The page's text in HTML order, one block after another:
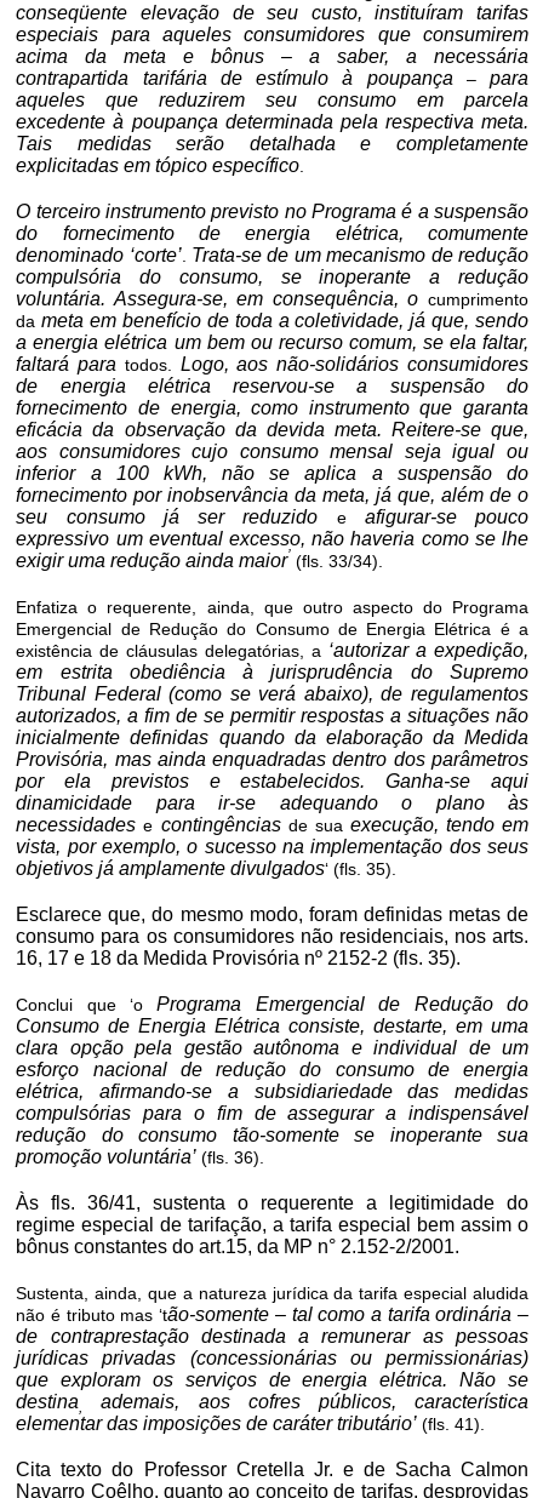
conseqüente elevação de seu custo, instituíram tarifas
especiais para aqueles consumidores que consumirem
acima da meta e bônus – a saber, a necessária
contrapartida tarifária de estímulo à poupança–para
aqueles que reduzirem seu consumo em parcela
excedente à poupança determinada pela respectiva meta.
Tais medidas serão detalhada e completamente
explicitadas em tópico específico.
O terceiro instrumento previsto no Programa é a suspensão
do fornecimento de energia elétrica, comumente
denominado ‘corte’. Trata-se de um mecanismo de redução
compulsória do consumo, se inoperante a redução
voluntária. Assegura-se, em consequência, o cumprimento
dameta em benefício de toda a coletividade, já que, sendo
a energia elétrica um bem ou recurso comum, se ela faltar,
faltará para todos. Logo, aos não-solidários consumidores
de energia elétrica reservou-se a suspensão do
fornecimento de energia, como instrumento que garanta
eficácia da observação da devida meta. Reitere-se que,
aos consumidores cujo consumo mensal seja igual ou
inferior a 100 kWh, não se aplica a suspensão do
fornecimento por inobservância da meta, já que, além de o
seu consumo já ser reduzido e afigurar-se pouco
expressivo um eventual excesso, não haveria como se lhe
exigir uma redução ainda maior’ (fls. 33/34).
Enfatiza o requerente, ainda, que outro aspecto do Programa
Emergencial de Redução do Consumo de Energia Elétrica é a
existência de cláusulas delegatórias, a ‘autorizar a expedição,
em estrita obediência à jurisprudência do Supremo
Tribunal Federal (como se verá abaixo), de regulamentos
autorizados, a fim de se permitir respostas a situações não
inicialmente definidas quando da elaboração da Medida
Provisória, mas ainda enquadradas dentro dos parâmetros
por ela previstos e estabelecidos. Ganha-se aqui
dinamicidade parair-se adequando o plano às
necessidades e contingênciasde sua execução, tendo em
vista, por exemplo, o sucesso na implementação dos seus
objetivos já amplamente divulgados‘ (fls. 35).
Esclarece que, do mesmo modo, foram definidas metas de
consumo para os consumidores não residenciais, nos arts.
16, 17 e 18 da Medida Provisória nº 2152-2 (fls. 35).
Conclui que ‘oPrograma Emergencial de Redução do
Consumo de Energia Elétrica consiste, destarte, em uma
clara opção pela gestão autônoma e individual de um
esforço nacional de redução do consumo de energia
elétrica, afirmando-se a subsidiariedade das medidas
compulsórias para o fim de assegurar a indispensável
redução do consumo tão-somente se inoperante sua
promoção voluntária’ (fls. 36).
Às fls. 36/41, sustenta o requerente a legitimidade do
regime especial de tarifação, a tarifa especial bem assim o
bônus constantes do art.15, da MP n° 2.152-2/2001.
Sustenta, ainda, que a natureza jurídica da tarifa especial aludida
não é tributo mas ‘tão-somente – tal como a tarifa ordinária –
de contraprestação destinada a remunerar as pessoas
jurídicas privadas (concessionárias ou permissionárias)
que exploram os serviços de energia elétrica. Não se
destina,
ademais, aos cofres públicos, característica
elementar das imposições de caráter tributário’ (fls. 41).
Cita texto do Professor Cretella Jr. e de SachaCalmon
Navarro Coêlho, quanto ao conceito de tarifas, desprovidas